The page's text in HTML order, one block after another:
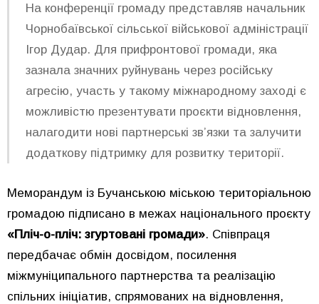
На конференції громаду представляв начальник
Чорнобаївської сільської військової адміністрації
Ігор Дудар. Для прифронтової громади, яка
зазнала значних руйнувань через російську
агресію, участь у такому міжнародному заході є
можливістю презентувати проєкти відновлення,
налагодити нові партнерські зв’язки та залучити
додаткову підтримку для розвитку території.
Меморандум із Бучанською міською територіальною
громадою підписано в межах національного проєкту
«Пліч-о-пліч: згуртовані громади». Співпраця
передбачає обмін досвідом, посилення
міжмуніципального партнерства та реалізацію
спільних ініціатив, спрямованих на відновлення,